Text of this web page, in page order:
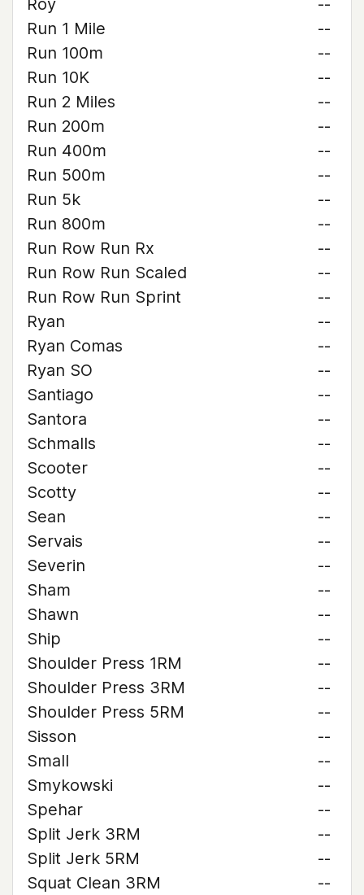
Roy
--
Run 1 Mile
--
Run 100m
--
Run 10K
--
Run 2 Miles
--
Run 200m
--
Run 400m
--
Run 500m
--
Run 5k
--
Run 800m
--
Run Row Run Rx
--
Run Row Run Scaled
--
Run Row Run Sprint
--
Ryan
--
Ryan Comas
--
Ryan SO
--
Santiago
--
Santora
--
Schmalls
--
Scooter
--
Scotty
--
Sean
--
Servais
--
Severin
--
Sham
--
Shawn
--
Ship
--
Shoulder Press 1RM
--
Shoulder Press 3RM
--
Shoulder Press 5RM
--
Sisson
--
Small
--
Smykowski
--
Spehar
--
Split Jerk 3RM
--
Split Jerk 5RM
--
Squat Clean 3RM
--